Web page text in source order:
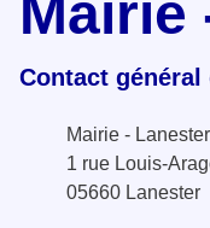
Mairie
Contact
Mairie - Lanester
1 rue Louis-
05660 Lanester